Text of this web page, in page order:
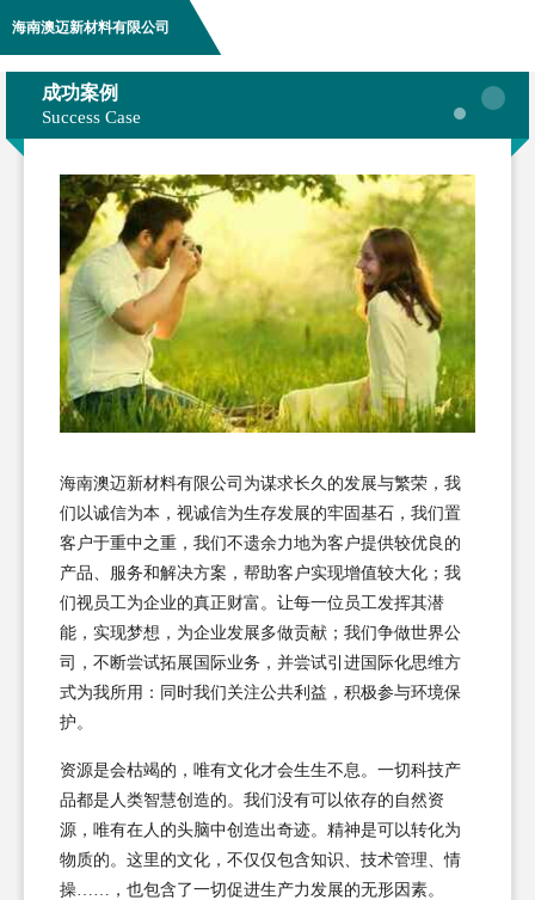
海南澳迈新材料有限公司
成功案例
Success Case
海南澳迈新材料有限公司为谋求长久的发展与繁荣，我
们以诚信为本，视诚信为生存发展的牢固基石，我们置
客户于重中之重，我们不遗余力地为客户提供较优良的
产品、服务和解决方案，帮助客户实现增值较大化；我
们视员工为企业的真正财富。让每一位员工发挥其潜
能，实现梦想，为企业发展多做贡献；我们争做世界公
司，不断尝试拓展国际业务，并尝试引进国际化思维方
式为我所用：同时我们关注公共利益，积极参与环境保
护。
资源是会枯竭的，唯有文化才会生生不息。一切科技产
品都是人类智慧创造的。我们没有可以依存的自然资
源，唯有在人的头脑中创造出奇迹。精神是可以转化为
物质的。这里的文化，不仅仅包含知识、技术管理、情
操……，也包含了一切促进生产力发展的无形因素。